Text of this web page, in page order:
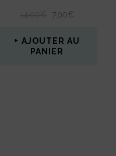
LE
INITIAL
ÉTAIT :
7,00€
ACTUEL
AJOUTER AU
PANIER